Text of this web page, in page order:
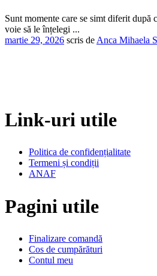
Sunt momente care se simt diferit după
voie să le înțelegi ...
martie 29, 2026 scris de Anca Mihaela
Link-uri utile
Politica de confidențialitate
Termeni și condiții
ANAF
Pagini utile
Finalizare comandă
Cos de cumpărături
Contul meu